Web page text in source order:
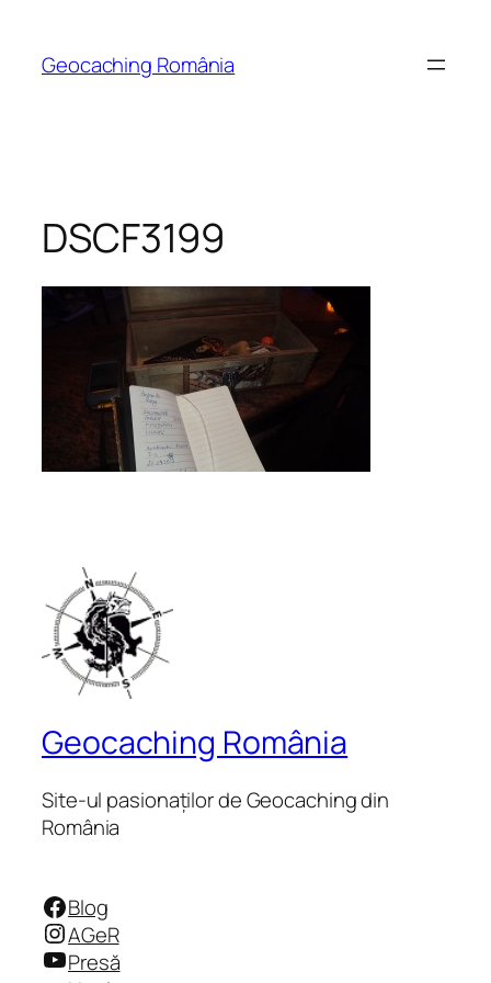
content
Geocaching România
DSCF3199
Geocaching România
Site-ul pasionaților de Geocaching din
România
Facebook
Instagram
YouTube
Blog
AGeR
Presă